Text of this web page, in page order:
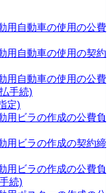
用自動車の使用の公費
用自動車の使用の契約
用自動車の使用の公費
手続)
定)
用ビラの作成の公費負
用ビラの作成の契約締
用ビラの作成の公費負
続)